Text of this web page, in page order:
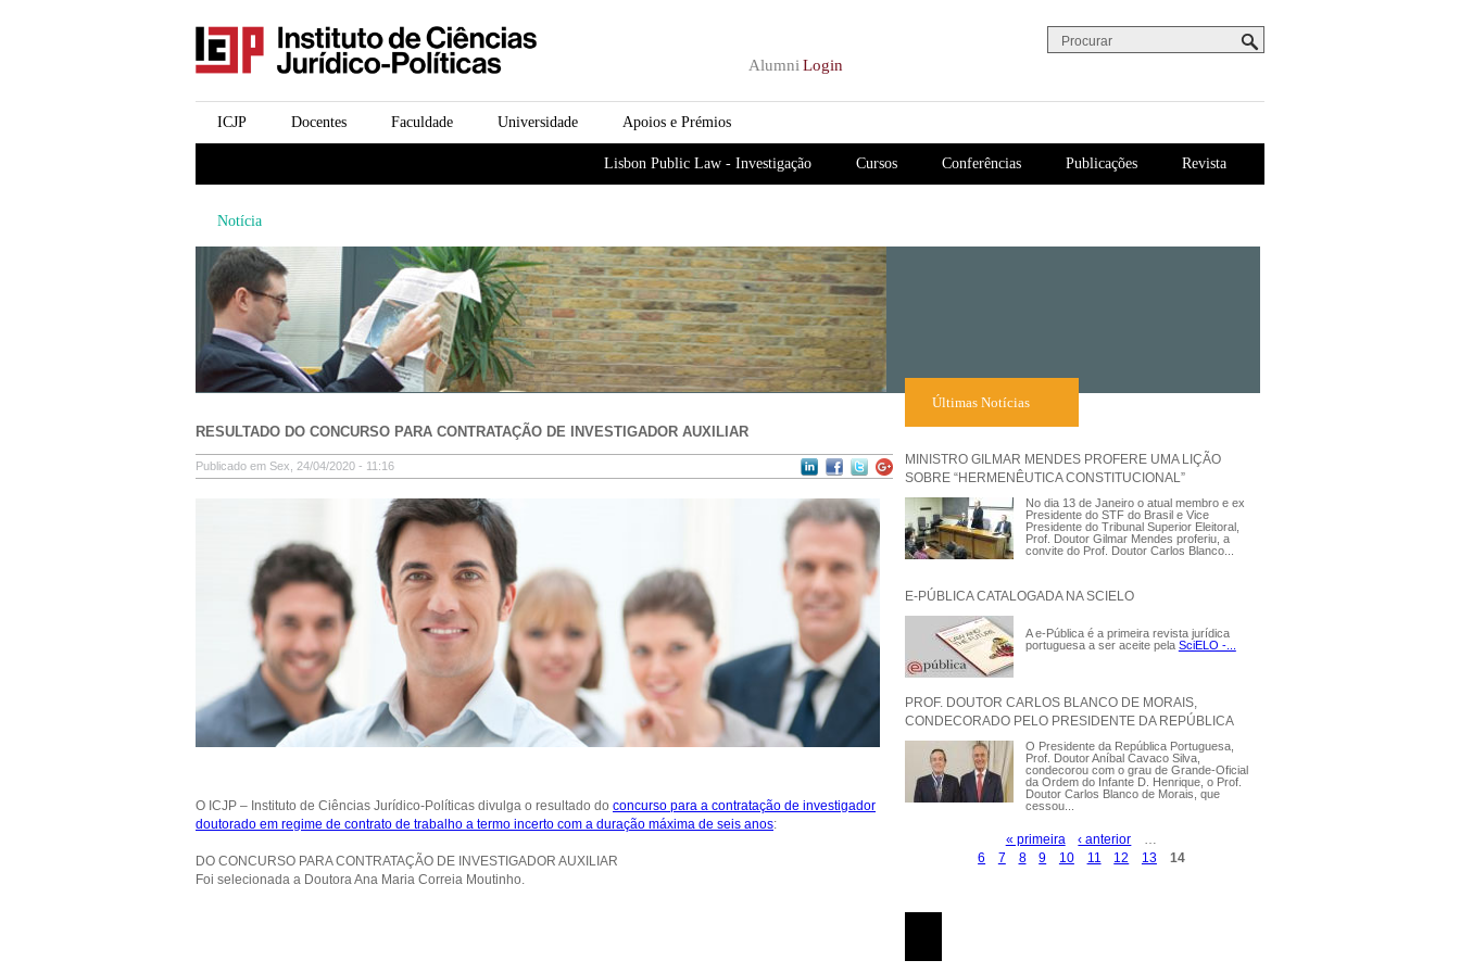
icjp
Alumni Login
Formulário de procura
menu-institucional Apoios e Prémios
Universidade
Faculdade
Docentes
ICJP
Revista
Publicações
Conferências
Cursos
Lisbon Public Law - Investigação
Notícia
RESULTADO DO CONCURSO PARA CONTRATAÇÃO DE INVESTIGADOR AUXILIAR
Publicado em Sex, 24/04/2020 - 11:16
O ICJP – Instituto de Ciências Jurídico-Políticas divulga o resultado do concurso para a contratação de investigador
doutorado em regime de contrato de trabalho a termo incerto com a duração máxima de seis anos:
DO CONCURSO PARA CONTRATAÇÃO DE INVESTIGADOR AUXILIAR
Foi selecionada a Doutora Ana Maria Correia Moutinho.
Últimas Notícias
MINISTRO GILMAR MENDES PROFERE UMA LIÇÃO
SOBRE “HERMENÊUTICA CONSTITUCIONAL”
No dia 13 de Janeiro o atual membro e ex
Presidente do STF do Brasil e Vice
Presidente do Tribunal Superior Eleitoral,
Prof. Doutor Gilmar Mendes proferiu, a
convite do Prof. Doutor Carlos Blanco...
E-PÚBLICA CATALOGADA NA SCIELO
A e-Pública é a primeira revista jurídica
portuguesa a ser aceite pela SciELO -...
PROF. DOUTOR CARLOS BLANCO DE MORAIS,
CONDECORADO PELO PRESIDENTE DA REPÚBLICA
O Presidente da República Portuguesa,
Prof. Doutor Aníbal Cavaco Silva,
condecorou com o grau de Grande-Oficial
da Ordem do Infante D. Henrique, o Prof.
Doutor Carlos Blanco de Morais, que
cessou...
« primeira ‹ anterior
6
7 8 9 10 11 12 13 14